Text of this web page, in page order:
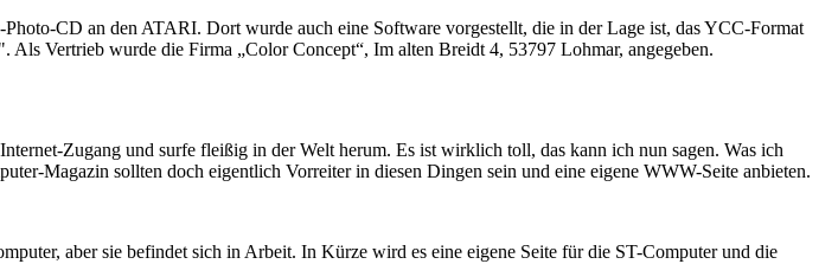
CD an den ATARI. Dort wurde auch eine Software vorgestellt, die in der Lage ist, das YCC-Format
Vertrieb wurde die Firma „Color Concept“, Im alten Breidt 4, 53797 Lohmar, angegeben.
Zugang und surfe fleißig in der Welt herum. Es ist wirklich toll, das kann ich nun sagen. Was ich
Magazin sollten doch eigentlich Vorreiter in diesen Dingen sein und eine eigene WWW-Seite anbieten.
aber sie befindet sich in Arbeit. In Kürze wird es eine eigene Seite für die ST-Computer und die